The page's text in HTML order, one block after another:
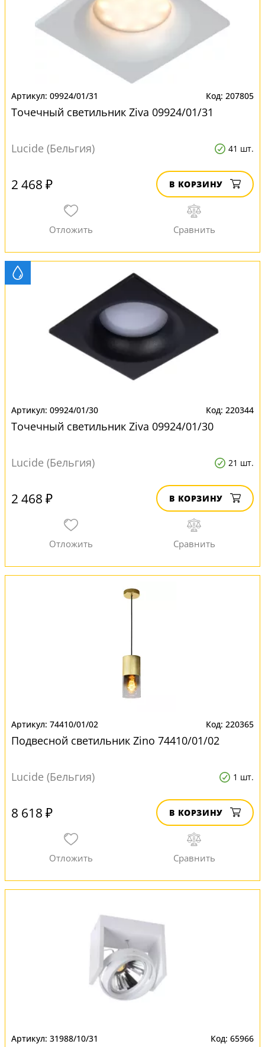
09924/01/31 207805
Точечный светильник Ziva 09924/01/31
Lucide (Бельгия) 41 шт.
2 468 ₽ В КОРЗИНУ
09924/01/30 220344
Точечный светильник Ziva 09924/01/30
Lucide (Бельгия) 21 шт.
2 468 ₽ В КОРЗИНУ
74410/01/02 220365
Подвесной светильник Zino 74410/01/02
Lucide (Бельгия) 1 шт.
8 618 ₽ В КОРЗИНУ
31988/10/31 65966